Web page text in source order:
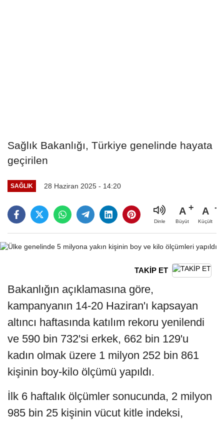
Sağlık Bakanlığı, Türkiye genelinde hayata
geçirilen
SAĞLIK 28 Haziran 2025 - 14:20
Dinle
A
Büyüt
A
Küçült
TAKİP ET
Bakanlığın açıklamasına göre,
kampanyanın 14-20 Haziran'ı kapsayan
altıncı haftasında katılım rekoru yenilendi
ve 590 bin 732'si erkek, 662 bin 129'u
kadın olmak üzere 1 milyon 252 bin 861
kişinin boy-kilo ölçümü yapıldı.
İlk 6 haftalık ölçümler sonucunda, 2 milyon
985 bin 25 kişinin vücut kitle indeksi,